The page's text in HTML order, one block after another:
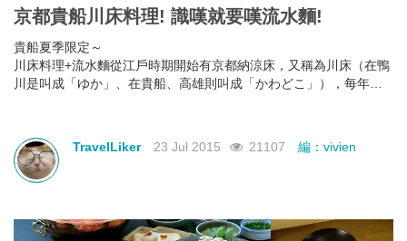
京都貴船川床料理! 識嘆就要嘆流水麵!
貴船夏季限定～
川床料理+流水麵從江戶時期開始有京都納涼床，又稱為川床（在鴨
川是叫成「ゆか」、在貴船、高雄則叫成「かわどこ」），每年從5
搭配紅傘及竹編草蓬遮陽，成了獨具風味的半露天雅座，雖然價格
也較平日貴上許多，但充滿夏日風情的川床料理，可是從視覺、味
覺、聽覺到觸覺等，讓五感同時體驗到夏日的涼意，一邊用餐，一
TravelLiker 23 Jul 2015 21107 編：vivien